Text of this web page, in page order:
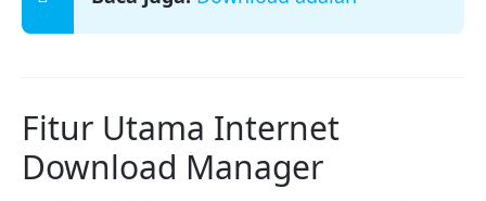
Fitur Utama Internet
Download Manager